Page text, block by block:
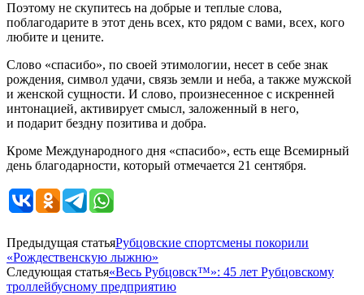
Поэтому не скупитесь на добрые и теплые слова,
поблагодарите в этот день всех, кто рядом с вами, всех, кого
любите и цените.
Слово «спасибо», по своей этимологии, несет в себе знак
рождения, символ удачи, связь земли и неба, а также мужской
и женской сущности. И слово, произнесенное с искренней
интонацией, активирует смысл, заложенный в него,
и подарит бездну позитива и добра.
Кроме Международного дня «спасибо», есть еще Всемирный
день благодарности, который отмечается 21 сентября.
Предыдущая статьяРубцовские спортсмены покорили
«Рождественскую лыжню»
Следующая статья«Весь Рубцовск™»: 45 лет Рубцовскому
троллейбусному предприятию